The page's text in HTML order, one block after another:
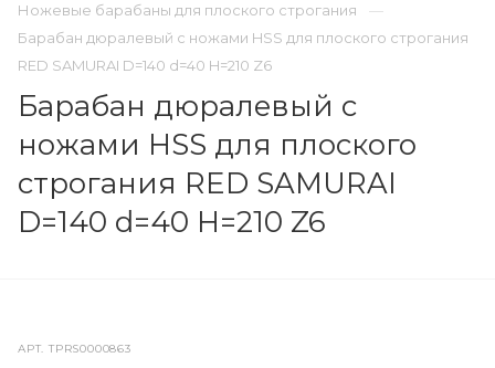
Ножевые барабаны для плоского строгания
Барабан дюралевый с ножами HSS для плоского строгания
RED SAMURAI D=140 d=40 H=210 Z6
Барабан дюралевый с
ножами HSS для плоского
строгания RED SAMURAI
D=140 d=40 H=210 Z6
АРТ.TPRS0000863